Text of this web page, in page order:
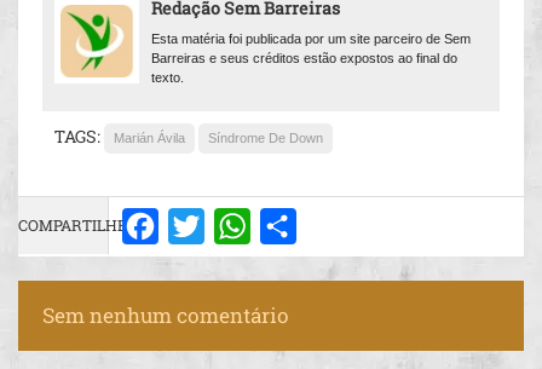
Redação Sem Barreiras
Esta matéria foi publicada por um site parceiro de Sem
Barreiras e seus créditos estão expostos ao final do
texto.
TAGS: Marián Ávila Síndrome De Down
COMPARTILHE: Facebook
Twitter WhatsApp
Sem nenhum comentário